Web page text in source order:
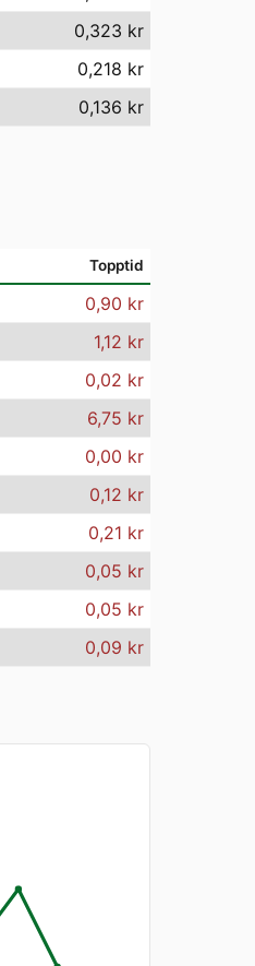
0,323 kr
0,218 kr
0,136 kr
Topptid
0,90 kr
1,12 kr
0,02 kr
6,75 kr
0,00 kr
0,12 kr
0,21 kr
0,05 kr
0,05 kr
0,09 kr